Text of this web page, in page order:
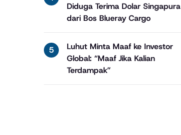
Diduga Terima Dolar Singapura
dari Bos Blueray Cargo
Luhut Minta Maaf ke Investor
Global: “Maaf Jika Kalian
Terdampak”